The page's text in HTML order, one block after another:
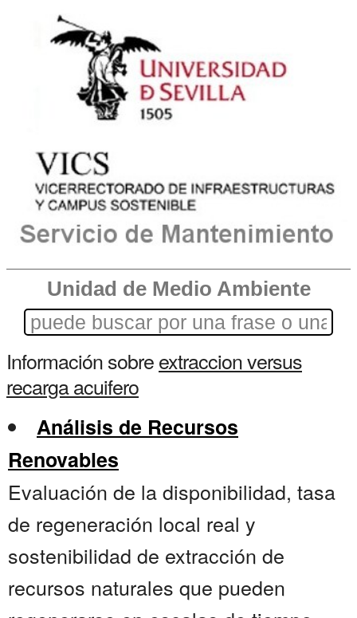
Unidad de Medio Ambiente
Información sobreextraccion versus
recarga acuifero
Análisis de Recursos
Renovables
Evaluación de la disponibilidad, tasa
de regeneración local real y
sostenibilidad de extracción de
recursos naturales que pueden